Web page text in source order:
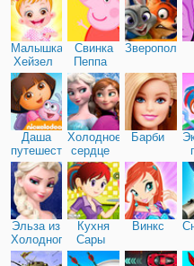
Малышка
Хейзел
Свинка
Пеппа
Зверополис
Даша
путешественница
Холодное
сердце
Барби
Эльза из
Холодного
сердца
Кухня
Сары
Винкс